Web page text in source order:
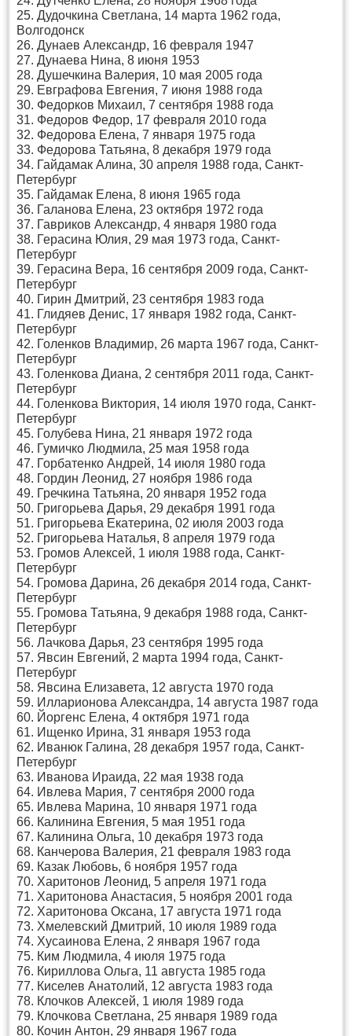
25. Дудочкина Светлана, 14 марта 1962 года,
Волгодонск
26. Дунаев Александр, 16 февраля 1947
27. Дунаева Нина, 8 июня 1953
28. Душечкина Валерия, 10 мая 2005 года
29. Евграфова Евгения, 7 июня 1988 года
30. Федорков Михаил, 7 сентября 1988 года
31. Федоров Федор, 17 февраля 2010 года
32. Федорова Елена, 7 января 1975 года
33. Федорова Татьяна, 8 декабря 1979 года
34. Гайдамак Алина, 30 апреля 1988 года, Санкт-
Петербург
35. Гайдамак Елена, 8 июня 1965 года
36. Галанова Елена, 23 октября 1972 года
37. Гавриков Александр, 4 января 1980 года
38. Герасина Юлия, 29 мая 1973 года, Санкт-
Петербург
39. Герасина Вера, 16 сентября 2009 года, Санкт-
Петербург
40. Гирин Дмитрий, 23 сентября 1983 года
41. Глидяев Денис, 17 января 1982 года, Санкт-
Петербург
42. Голенков Владимир, 26 марта 1967 года, Санкт-
Петербург
43. Голенкова Диана, 2 сентября 2011 года, Санкт-
Петербург
44. Голенкова Виктория, 14 июля 1970 года, Санкт-
Петербург
45. Голубева Нина, 21 января 1972 года
46. Гумичко Людмила, 25 мая 1958 года
47. Горбатенко Андрей, 14 июля 1980 года
48. Гордин Леонид, 27 ноября 1986 года
49. Гречкина Татьяна, 20 января 1952 года
50. Григорьева Дарья, 29 декабря 1991 года
51. Григорьева Екатерина, 02 июля 2003 года
52. Григорьева Наталья, 8 апреля 1979 года
53. Громов Алексей, 1 июля 1988 года, Санкт-
Петербург
54. Громова Дарина, 26 декабря 2014 года, Санкт-
Петербург
55. Громова Татьяна, 9 декабря 1988 года, Санкт-
Петербург
56. Лачкова Дарья, 23 сентября 1995 года
57. Явсин Евгений, 2 марта 1994 года, Санкт-
Петербург
58. Явсина Елизавета, 12 августа 1970 года
59. Илларионова Александра, 14 августа 1987 года
60. Йоргенс Елена, 4 октября 1971 года
61. Ищенко Ирина, 31 января 1953 года
62. Иванюк Галина, 28 декабря 1957 года, Санкт-
Петербург
63. Иванова Ираида, 22 мая 1938 года
64. Ивлева Мария, 7 сентября 2000 года
65. Ивлева Марина, 10 января 1971 года
66. Калинина Евгения, 5 мая 1951 года
67. Калинина Ольга, 10 декабря 1973 года
68. Канчерова Валерия, 21 февраля 1983 года
69. Казак Любовь, 6 ноября 1957 года
70. Харитонов Леонид, 5 апреля 1971 года
71. Харитонова Анастасия, 5 ноября 2001 года
72. Харитонова Оксана, 17 августа 1971 года
73. Хмелевский Дмитрий, 10 июля 1989 года
74. Хусаинова Елена, 2 января 1967 года
75. Ким Людмила, 4 июля 1975 года
76. Кириллова Ольга, 11 августа 1985 года
77. Киселев Анатолий, 12 августа 1983 года
78. Клочков Алексей, 1 июля 1989 года
79. Клочкова Светлана, 25 января 1989 года
80. Кочин Антон, 29 января 1967 года